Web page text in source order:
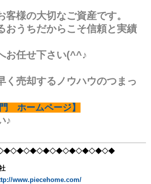
客様の大切なご資産です。
おうちだからこそ信頼と実績
お任せ下さい(^^♪
く売却するノウハウのつまっ
ホームページ】
♪
◇◆◇◆◇◆◇◆◇◆
www.piecehome.com/